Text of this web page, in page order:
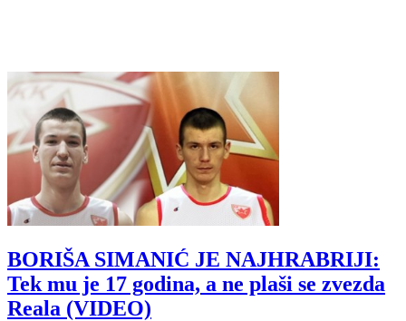
BORIŠA SIMANIĆ JE NAJHRABRIJI:
Tek mu je 17 godina, a ne plaši se zvezda
Reala (VIDEO)